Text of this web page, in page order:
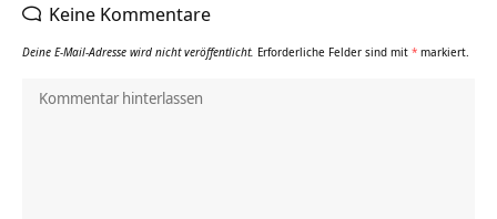
Keine Kommentare
Deine E-Mail-Adresse wird nicht veröffentlicht. Erforderliche Felder sind mit * markiert.